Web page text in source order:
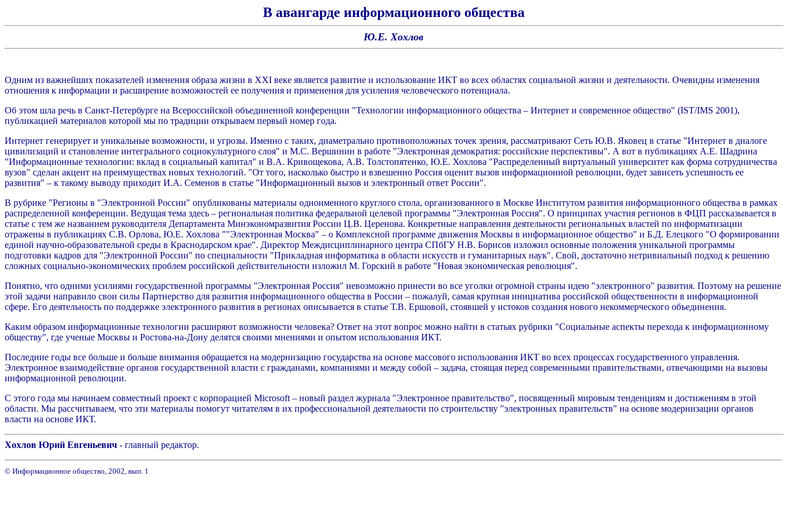
В авангарде информационного общества
Ю.Е. Хохлов
Одним из важнейших показателей изменения образа жизни в XXI веке является развитие и использование ИКТ во всех областях социальной жизни и деятельности. Очевидны изменения
отношения к информации и расширение возможностей ее получения и применения для усиления человеческого потенциала.
Об этом шла речь в Санкт-Петербурге на Всероссийской объединенной конференции "Технологии информационного общества – Интернет и современное общество" (IST/IMS 2001),
публикацией материалов которой мы по традиции открываем первый номер года.
Интернет генерирует и уникальные возможности, и угрозы. Именно с таких, диаметрально противоположных точек зрения, рассматривают Сеть Ю.В. Яковец в статье "Интернет в диалоге
цивилизаций и становление интегрального социокультурного слоя" и М.С. Вершинин в работе "Электронная демократия: российские перспективы". А вот в публикациях А.Е. Шадрина
"Информационные технологии: вклад в социальный капитал" и В.А. Кривощекова, А.В. Толстопятенко, Ю.Е. Хохлова "Распределенный виртуальный университет как форма сотрудничества
вузов" сделан акцент на преимуществах новых технологий. "От того, насколько быстро и взвешенно Россия оценит вызов информационной революции, будет зависеть успешность ее
развития" – к такому выводу приходит И.А. Семенов в статье "Информационный вызов и электронный ответ России".
В рубрике "Регионы в "Электронной России" опубликованы материалы одноименного круглого стола, организованного в Москве Институтом развития информационного общества в рамках
распределенной конференции. Ведущая тема здесь – региональная политика федеральной целевой программы "Электронная Россия". О принципах участия регионов в ФЦП рассказывается в
статье с тем же названием руководителя Департамента Минэкономразвития России Ц.В. Церенова. Конкретные направления деятельности региональных властей по информатизации
отражены в публикациях С.В. Орлова, Ю.Е. Хохлова ""Электронная Москва" – о Комплексной программе движения Москвы в информационное общество" и Б.Д. Елецкого "О формировании
единой научно-образовательной среды в Краснодарском крае". Директор Междисциплинарного центра СПбГУ Н.В. Борисов изложил основные положения уникальной программы
подготовки кадров для "Электронной России" по специальности "Прикладная информатика в области искусств и гуманитарных наук". Свой, достаточно нетривиальный подход к решению
сложных социально-экономических проблем российской действительности изложил М. Горский в работе "Новая экономическая революция".
Понятно, что одними усилиями государственной программы "Электронная Россия" невозможно принести во все уголки огромной страны идею "электронного" развития. Поэтому на решение
этой задачи направило свои силы Партнерство для развития информационного общества в России – пожалуй, самая крупная инициатива российской общественности в информационной
сфере. Его деятельность по поддержке электронного развития в регионах описывается в статье Т.В. Ершовой, стоявшей у истоков создания нового некоммерческого объединения.
Каким образом информационные технологии расширяют возможности человека? Ответ на этот вопрос можно найти в статьях рубрики "Социальные аспекты перехода к информационному
обществу", где ученые Москвы и Ростова-на-Дону делятся своими мнениями и опытом использования ИКТ.
Последние годы все больше и больше внимания обращается на модернизацию государства на основе массового использования ИКТ во всех процессах государственного управления.
Электронное взаимодействие органов государственной власти с гражданами, компаниями и между собой – задача, стоящая перед современными правительствами, отвечающими на вызовы
информационной революции.
С этого года мы начинаем совместный проект с корпорацией Microsoft – новый раздел журнала "Электронное правительство", посвященный мировым тенденциям и достижениям в этой
области. Мы рассчитываем, что эти материалы помогут читателям в их профессиональной деятельности по строительству "электронных правительств" на основе модернизации органов
власти на основе ИКТ.
Хохлов Юрий Евгеньевич - главный редактор.
© Информационное общество, 2002, вып. 1